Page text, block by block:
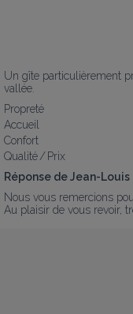
Un gîte particulièrement
vallée.
Propreté
Accueil
Confort
Qualité / Prix
Réponse de Jean-
Nous vous remercions
Au plaisir de vous revoir,